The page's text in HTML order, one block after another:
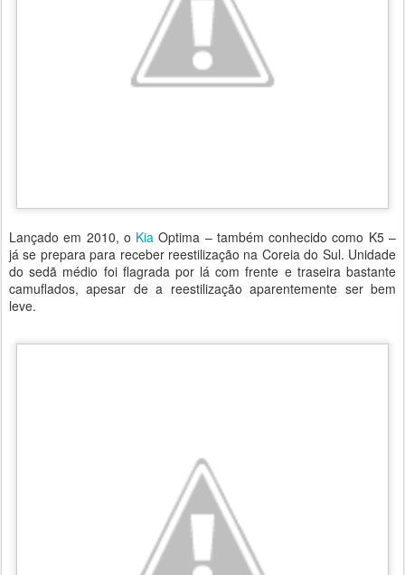
Lançado em 2010, o Kia Optima – também conhecido como K5 –
já se prepara para receber reestilização na Coreia do Sul. Unidade
do sedã médio foi flagrada por lá com frente e traseira bastante
camuflados, apesar de a reestilização aparentemente ser bem
leve.